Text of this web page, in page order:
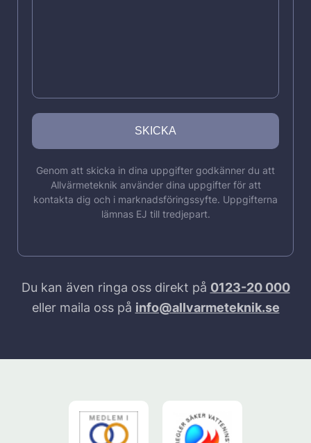
Genom att skicka in dina uppgifter godkänner du att
Allvärmeteknik använder dina uppgifter för att
kontakta dig och i marknadsföringssyfte. Uppgifterna
lämnas EJ till tredjepart.
Du kan även ringa oss direkt på 0123-20 000
eller maila oss på info@allvarmeteknik.se